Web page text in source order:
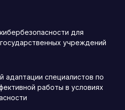
для
учреждений
адаптации специалистов по
работы в условиях